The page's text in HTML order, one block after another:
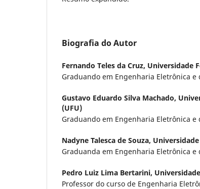
Biografia do Autor
Fernando Teles da Cruz, Universidade
Graduando em Engenharia Eletrônica e
Gustavo Eduardo Silva Machado,
(UFU)
Graduando em Engenharia Eletrônica e
Nadyne Talesca de Souza,
Graduanda em Engenharia Eletrônica e
Pedro Luiz Lima Bertarini,
Professor do curso de Engenharia